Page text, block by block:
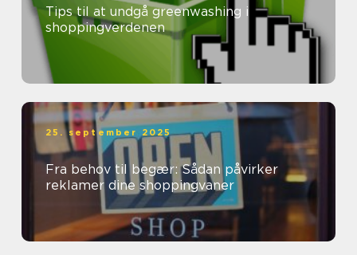
Tips til at undgå greenwashing i
shoppingverdenen
25. september 2025
Fra behov til begær: Sådan påvirker
reklamer dine shoppingvaner